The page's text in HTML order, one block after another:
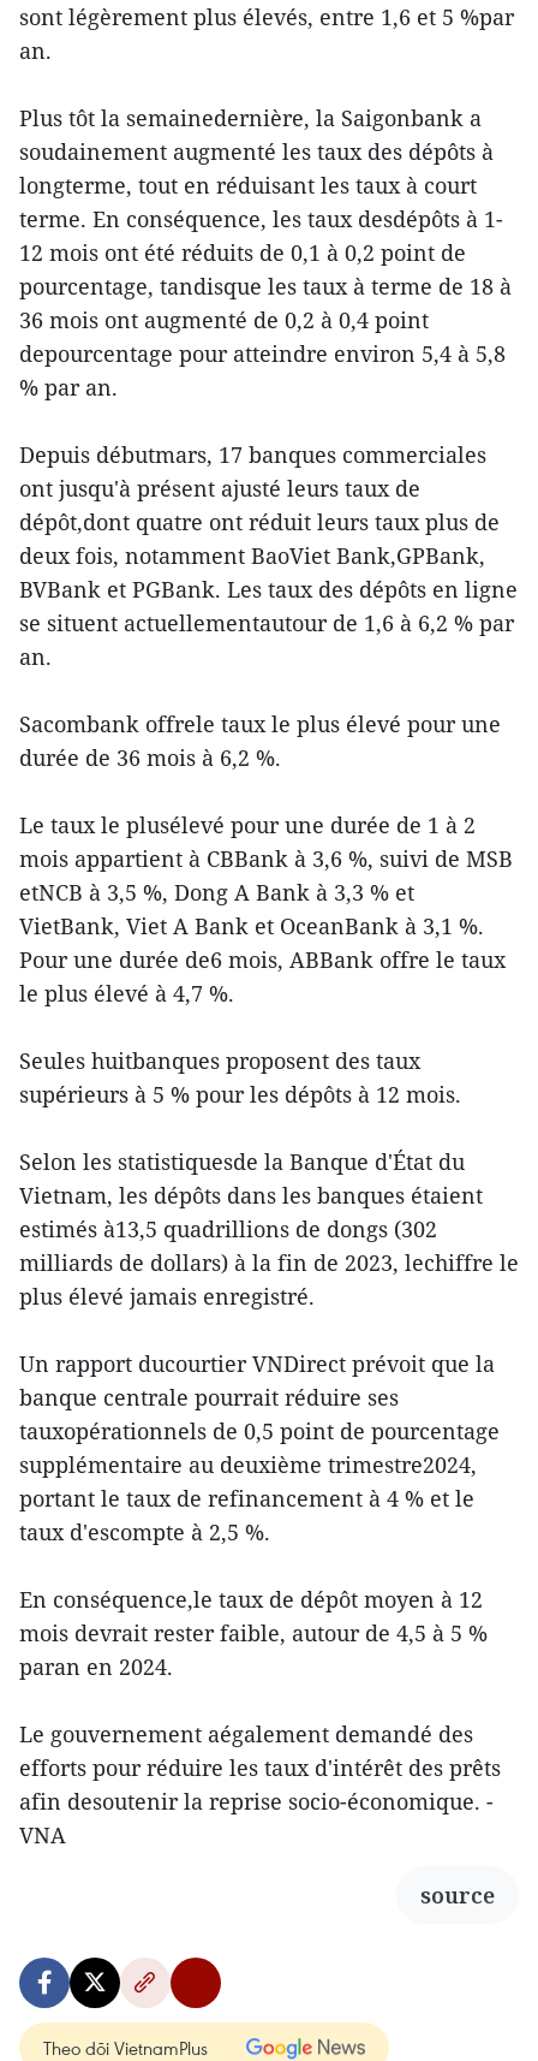
sont légèrement plus élevés, entre 1,6 et 5 %par
an.
Plus tôt la semainedernière, la Saigonbank a
soudainement augmenté les taux des dépôts à
longterme, tout en réduisant les taux à court
terme. En conséquence, les taux desdépôts à 1-
12 mois ont été réduits de 0,1 à 0,2 point de
pourcentage, tandisque les taux à terme de 18 à
36 mois ont augmenté de 0,2 à 0,4 point
depourcentage pour atteindre environ 5,4 à 5,8
% par an.
Depuis débutmars, 17 banques commerciales
ont jusqu'à présent ajusté leurs taux de
dépôt,dont quatre ont réduit leurs taux plus de
deux fois, notamment BaoViet Bank,GPBank,
BVBank et PGBank. Les taux des dépôts en ligne
se situent actuellementautour de 1,6 à 6,2 % par
an.
Sacombank offrele taux le plus élevé pour une
durée de 36 mois à 6,2 %.
Le taux le plusélevé pour une durée de 1 à 2
mois appartient à CBBank à 3,6 %, suivi de MSB
etNCB à 3,5 %, Dong A Bank à 3,3 % et
VietBank, Viet A Bank et OceanBank à 3,1 %.
Pour une durée de6 mois, ABBank offre le taux
le plus élevé à 4,7 %.
Seules huitbanques proposent des taux
supérieurs à 5 % pour les dépôts à 12 mois.
Selon les statistiquesde la Banque d'État du
Vietnam, les dépôts dans les banques étaient
estimés à13,5 quadrillions de dongs (302
milliards de dollars) à la fin de 2023, lechiffre le
plus élevé jamais enregistré.
Un rapport ducourtier VNDirect prévoit que la
banque centrale pourrait réduire ses
tauxopérationnels de 0,5 point de pourcentage
supplémentaire au deuxième trimestre2024,
portant le taux de refinancement à 4 % et le
taux d'escompte à 2,5 %.
En conséquence,le taux de dépôt moyen à 12
mois devrait rester faible, autour de 4,5 à 5 %
paran en 2024.
Le gouvernement aégalement demandé des
efforts pour réduire les taux d'intérêt des prêts
afin desoutenir la reprise socio-économique. -
VNA
source
Theo dõi VietnamPlus